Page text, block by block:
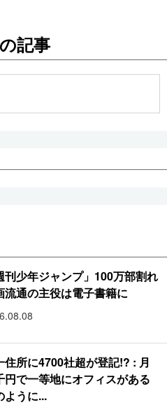
記事
刊少年ジャンプ」100万部割れ
流通の主役は電子書籍に
住所に4700社超が登記!? : 月
円で一等地にオフィスがある
ように...